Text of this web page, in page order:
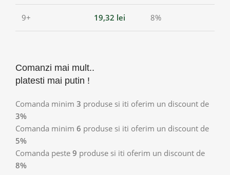
9+ 19,32 lei 8%
Comanzi mai mult..
platesti mai putin !
Comanda minim 3 produse si iti oferim un discount de
3%
Comanda minim 6 produse si iti oferim un discount de
5%
Comanda peste 9 produse si iti oferim un discount de
8%